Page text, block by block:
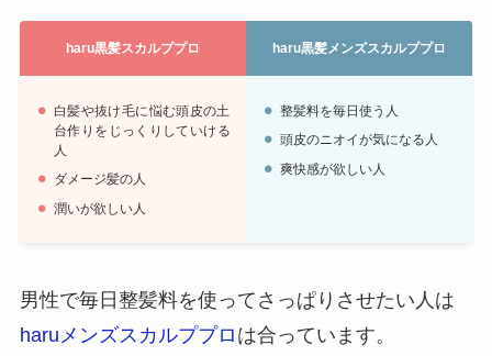
haru黒髪スカルププロ haru黒髪メンズスカルププロ
白髪や抜け毛に悩む頭皮の土
台作りをじっくりしていける
人
ダメージ髪の人
潤いが欲しい人
整髪料を毎日使う人
頭皮のニオイが気になる人
爽快感が欲しい人
男性で毎日整髪料を使ってさっぱりさせたい人は
haruメンズスカルププロ は合っています。